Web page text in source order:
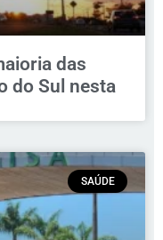
das
do Sul nesta
SAÚDE